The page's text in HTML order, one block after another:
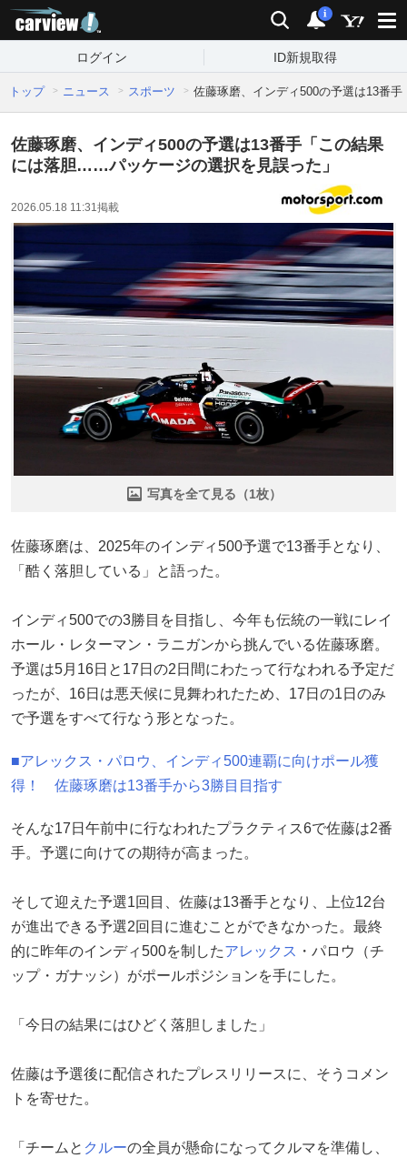
検索 通知
i
ログイン ID新規取得
トップ ニュース スポーツ 佐藤琢磨、インディ500の予選は13番
佐藤琢磨、インディ500の予選は13番手「この結果
には落胆……パッケージの選択を見誤った」
2026.05.18 11:31掲載
写真を全て見る（1枚）
佐藤琢磨は、2025年のインディ500予選で13番手となり、
「酷く落胆している」と語った。
インディ500での3勝目を目指し、今年も伝統の一戦にレイ
ホール・レターマン・ラニガンから挑んでいる佐藤琢磨。
予選は5月16日と17日の2日間にわたって行なわれる予定だ
ったが、16日は悪天候に見舞われたため、17日の1日のみ
で予選をすべて行なう形となった。
■アレックス・パロウ、インディ500連覇に向けポール獲
得！ 佐藤琢磨は13番手から3勝目目指す
そんな17日午前中に行なわれたプラクティス6で佐藤は2番
手。予選に向けての期待が高まった。
そして迎えた予選1回目、佐藤は13番手となり、上位12台
が進出できる予選2回目に進むことができなかった。最終
的に昨年のインディ500を制したアレックス ・パロウ（チ
ップ・ガナッシ）がポールポジションを手にした。
「今日の結果にはひどく落胆しました」
佐藤は予選後に配信されたプレスリリースに、そうコメン
トを寄せた。
「チームと クルーの全員が懸命になってクルマを準備し、